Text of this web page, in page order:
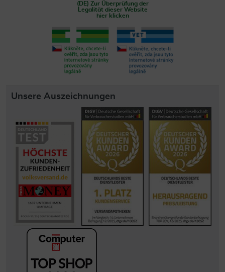
(DE) Zur Überprüfung der
Legalität dieser Website
hier klicken
Unsere Auszeichnungen